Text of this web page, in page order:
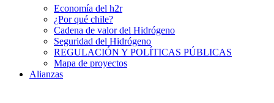
Economía del h2r
¿Por qué chile?
Cadena de valor del Hidrógeno
Seguridad del Hidrógeno
REGULACIÓN Y POLÍTICAS PÚBLICAS
Mapa de proyectos
Alianzas